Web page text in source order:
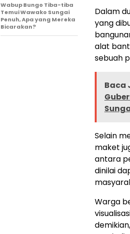
Dalam
yang
alat
sebuah
Baca
Selain
maket
antara
dinilai
Warga
Wabup Bungo Tiba-tiba
Temui Wawako Sungai
Penuh, Apa yang Mereka
Bicarakan?